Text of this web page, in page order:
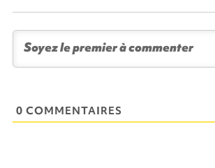
0 COMMENTAIRES